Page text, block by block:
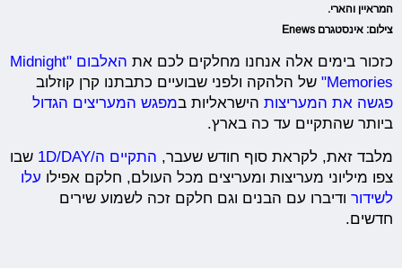
המראיין והארי.
צילום: אינסטגרם Enews
כזכור בימים אלה אנחנו מחלקים לכם את
האלבום "Midnight
Memories" של הלהקה ולפני שבועיים כתבתנו קרן קוזלוב
פגשה את המעריצות הישראליות במפגש המעריצים הגדול
ביותר שהתקיים עד כה בארץ.
מלבד זאת, לקראת סוף חודש שעבר, התקיים ה/1D/DAY
שבו
צפו מיליוני מעריצות ומעריצים מכל העולם, חלקם אפילו עלו
לשידור ודיברו עם הבנים וגם חלקם זכה לשמוע שירים
חדשים.